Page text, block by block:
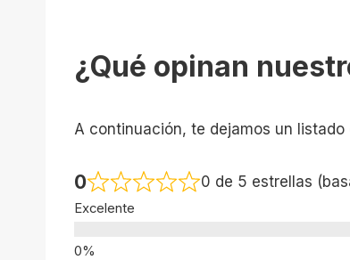
¿Qué opinan
A continuación, te dejamos un
0 0 de 5 estrellas
Excelente